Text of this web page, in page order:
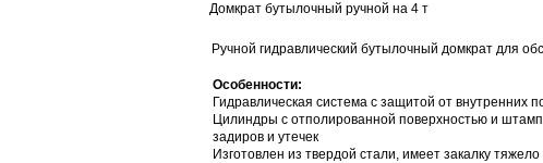
Домкрат бутылочный ручной на 4 т
Ручной гидравлический бутылочный домкрат для
Особенности:
Гидравлическая система с защитой от внутренних
Цилиндры с отполированной поверхностью и
задиров и утечек
Изготовлен из твердой стали, имеет закалку